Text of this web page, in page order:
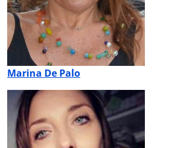
Marina De Palo